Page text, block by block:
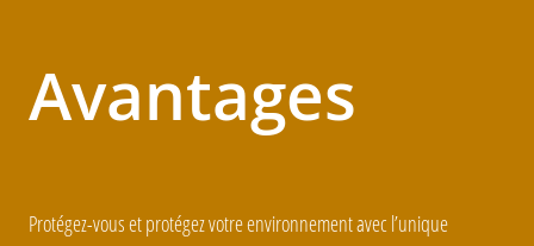
Avantages
Protégez-vous et protégez votre environnement avec l’unique